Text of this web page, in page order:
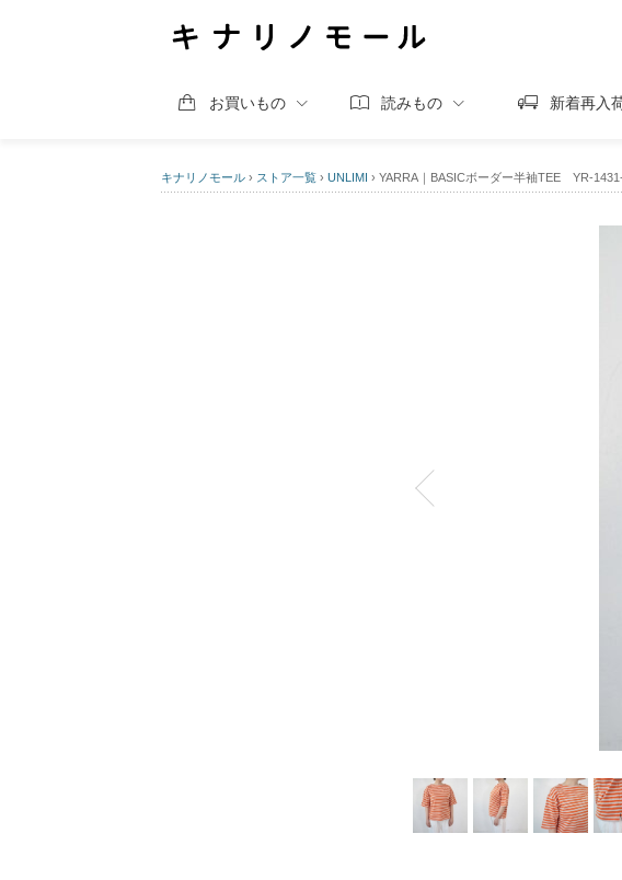
お買いもの 読みもの 新着再入
キナリノモール › ストア一覧 › UNLIMI › YARRA｜BASICボーダー半袖TEE YR-